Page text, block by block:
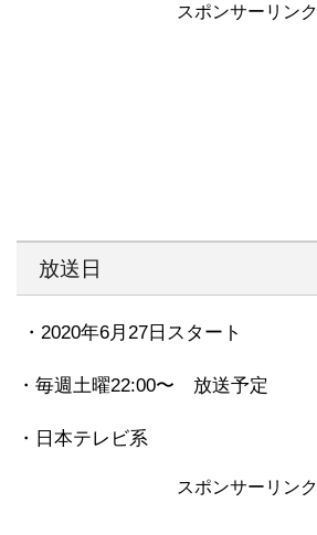
スポンサーリンク
放送日
・ 2020年6月 27 日スタート
・毎週土曜22:00〜 放送予定
・日本テレビ系
スポンサーリンク